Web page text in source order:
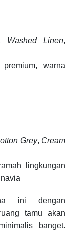
Washed Linen,
warna
Grey, Cream
lingkungan
ini dengan
tamu akan
banget.